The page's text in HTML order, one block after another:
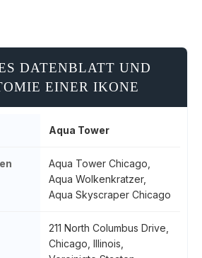
DATENBLATT UND
EINER IKONE
Aqua Tower
Aqua Tower Chicago,
Aqua Wolkenkratzer,
Aqua Skyscraper Chicago
211 North Columbus Drive,
Chicago, Illinois,